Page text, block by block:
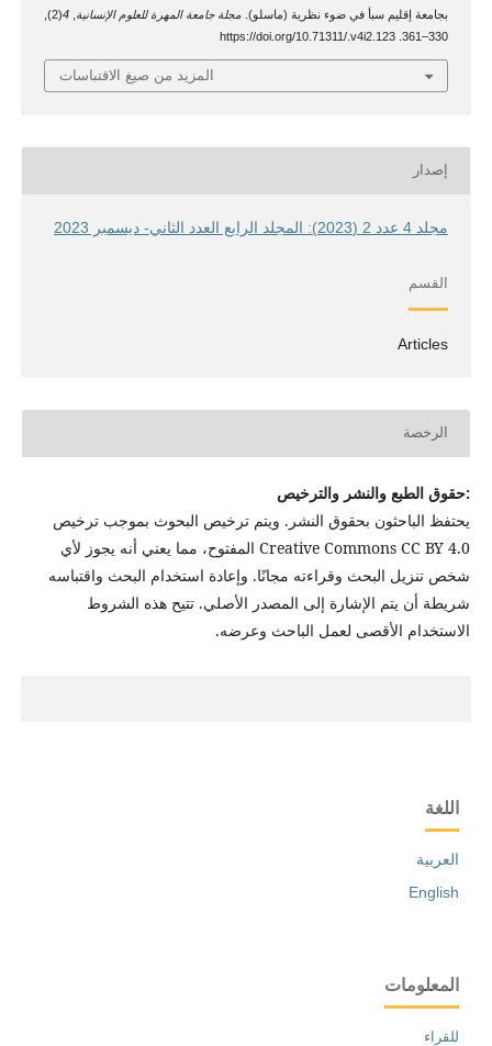
بجامعة إقليم سبأ في ضوء نظرية (ماسلو). مجلة جامعة المهرة للعلوم الإنسانية 4
(2),
330–361. https://doi.org/10.71311/.v4i2.123
المزيد من صيغ الاقتباسات
إصدار
مجلد 4 عدد 2 (2023): المجلد الرابع العدد الثاني- ديسمبر 2023
القسم
Articles
الرخصة
:حقوق الطبع والنشر والترخيص
يحتفظ الباحثون بحقوق النشر. ويتم ترخيص البحوث بموجب ترخيص
Creative Commons CC BY 4.0 المفتوح، مما يعني أنه يجوز لأي
شخص تنزيل البحث وقراءته مجانًا. وإعادة استخدام البحث واقتباسه
شريطة أن يتم الإشارة إلى المصدر الأصلي. تتيح هذه الشروط
الاستخدام الأقصى لعمل الباحث وعرضه.
اللغة
العربية
English
المعلومات
للقراء